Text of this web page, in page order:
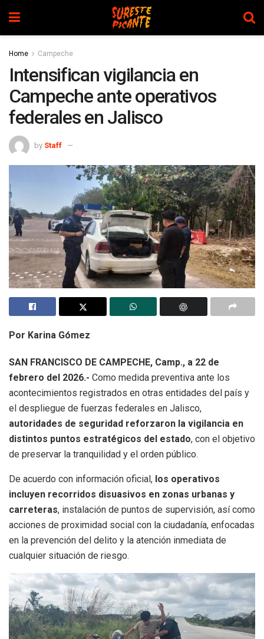
Home Campeche
Intensifican vigilancia en
Campeche ante operativos
federales en Jalisco
by Staff
Por Karina Gómez
SAN FRANCISCO DE CAMPECHE, Camp., a 22 de
febrero del 2026.- Como medida preventiva ante los
acontecimientos registrados en otras entidades del país y
el despliegue de fuerzas federales en Jalisco,
autoridades de seguridad reforzaron la vigilancia en
distintos puntos estratégicos del estado, con el objetivo
de preservar la tranquilidad y el orden público.
De acuerdo con información oficial, los operativos
incluyen recorridos disuasivos en zonas urbanas y
carreteras, instalación de puntos de supervisión, así como
acciones de proximidad social con la ciudadanía, enfocadas
en la prevención del delito y la atención inmediata de
cualquier situación de riesgo.